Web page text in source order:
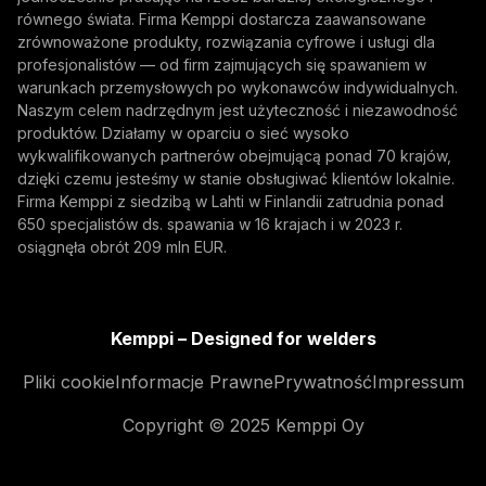
równego świata. Firma Kemppi dostarcza zaawansowane
zrównoważone produkty, rozwiązania cyfrowe i usługi dla
profesjonalistów — od firm zajmujących się spawaniem w
warunkach przemysłowych po wykonawców indywidualnych.
Naszym celem nadrzędnym jest użyteczność i niezawodność
produktów. Działamy w oparciu o sieć wysoko
wykwalifikowanych partnerów obejmującą ponad 70 krajów,
dzięki czemu jesteśmy w stanie obsługiwać klientów lokalnie.
Firma Kemppi z siedzibą w Lahti w Finlandii zatrudnia ponad
650 specjalistów ds. spawania w 16 krajach i w 2023 r.
osiągnęła obrót 209 mln EUR.
Kemppi – Designed for welders
Pliki cookieInformacje PrawnePrywatnośćImpressum
Copyright © 2025 Kemppi Oy